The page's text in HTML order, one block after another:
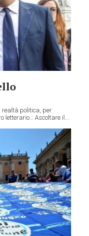
realtà politica, per
letterario… Ascoltare il...